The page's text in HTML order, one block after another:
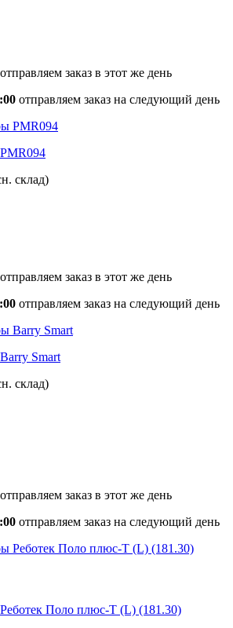
отправляем заказ в этот же день
отправляем заказ на следующий день
склад)
отправляем заказ в этот же день
отправляем заказ на следующий день
Smart
склад)
отправляем заказ в этот же день
отправляем заказ на следующий день
Поло плюс-T (L) (181.30)